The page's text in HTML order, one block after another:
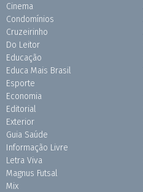
Cinema
Condomínios
Cruzeirinho
Do Leitor
Educação
Educa Mais Brasil
Esporte
Economia
Editorial
Exterior
Guia Saúde
Informação Livre
Letra Viva
Magnus Futsal
Mix